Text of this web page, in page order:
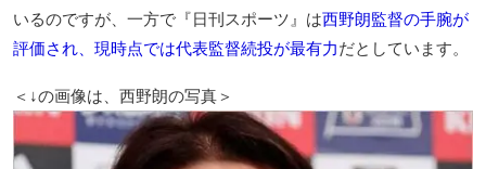
いるのですが、一方で『日刊スポーツ』は西野朗監督の手腕が
評価され、現時点では代表監督続投が最有力だとしています。
＜↓の画像は、西野朗の写真＞